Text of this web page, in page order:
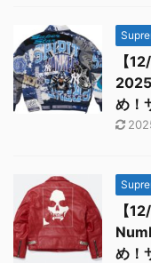
【
め！
【
め！